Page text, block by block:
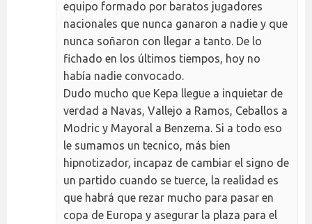
equipo formado por baratos jugadores
nacionales que nunca ganaron a nadie y que
nunca soñaron con llegar a tanto. De lo
fichado en los últimos tiempos, hoy no
había nadie convocado.
Dudo mucho que Kepa llegue a inquietar de
verdad a Navas, Vallejo a Ramos, Ceballos a
Modric y Mayoral a Benzema. Si a todo eso
le sumamos un tecnico, más bien
hipnotizador, incapaz de cambiar el signo de
un partido cuando se tuerce, la realidad es
que habrá que rezar mucho para pasar en
copa de Europa y asegurar la plaza para el